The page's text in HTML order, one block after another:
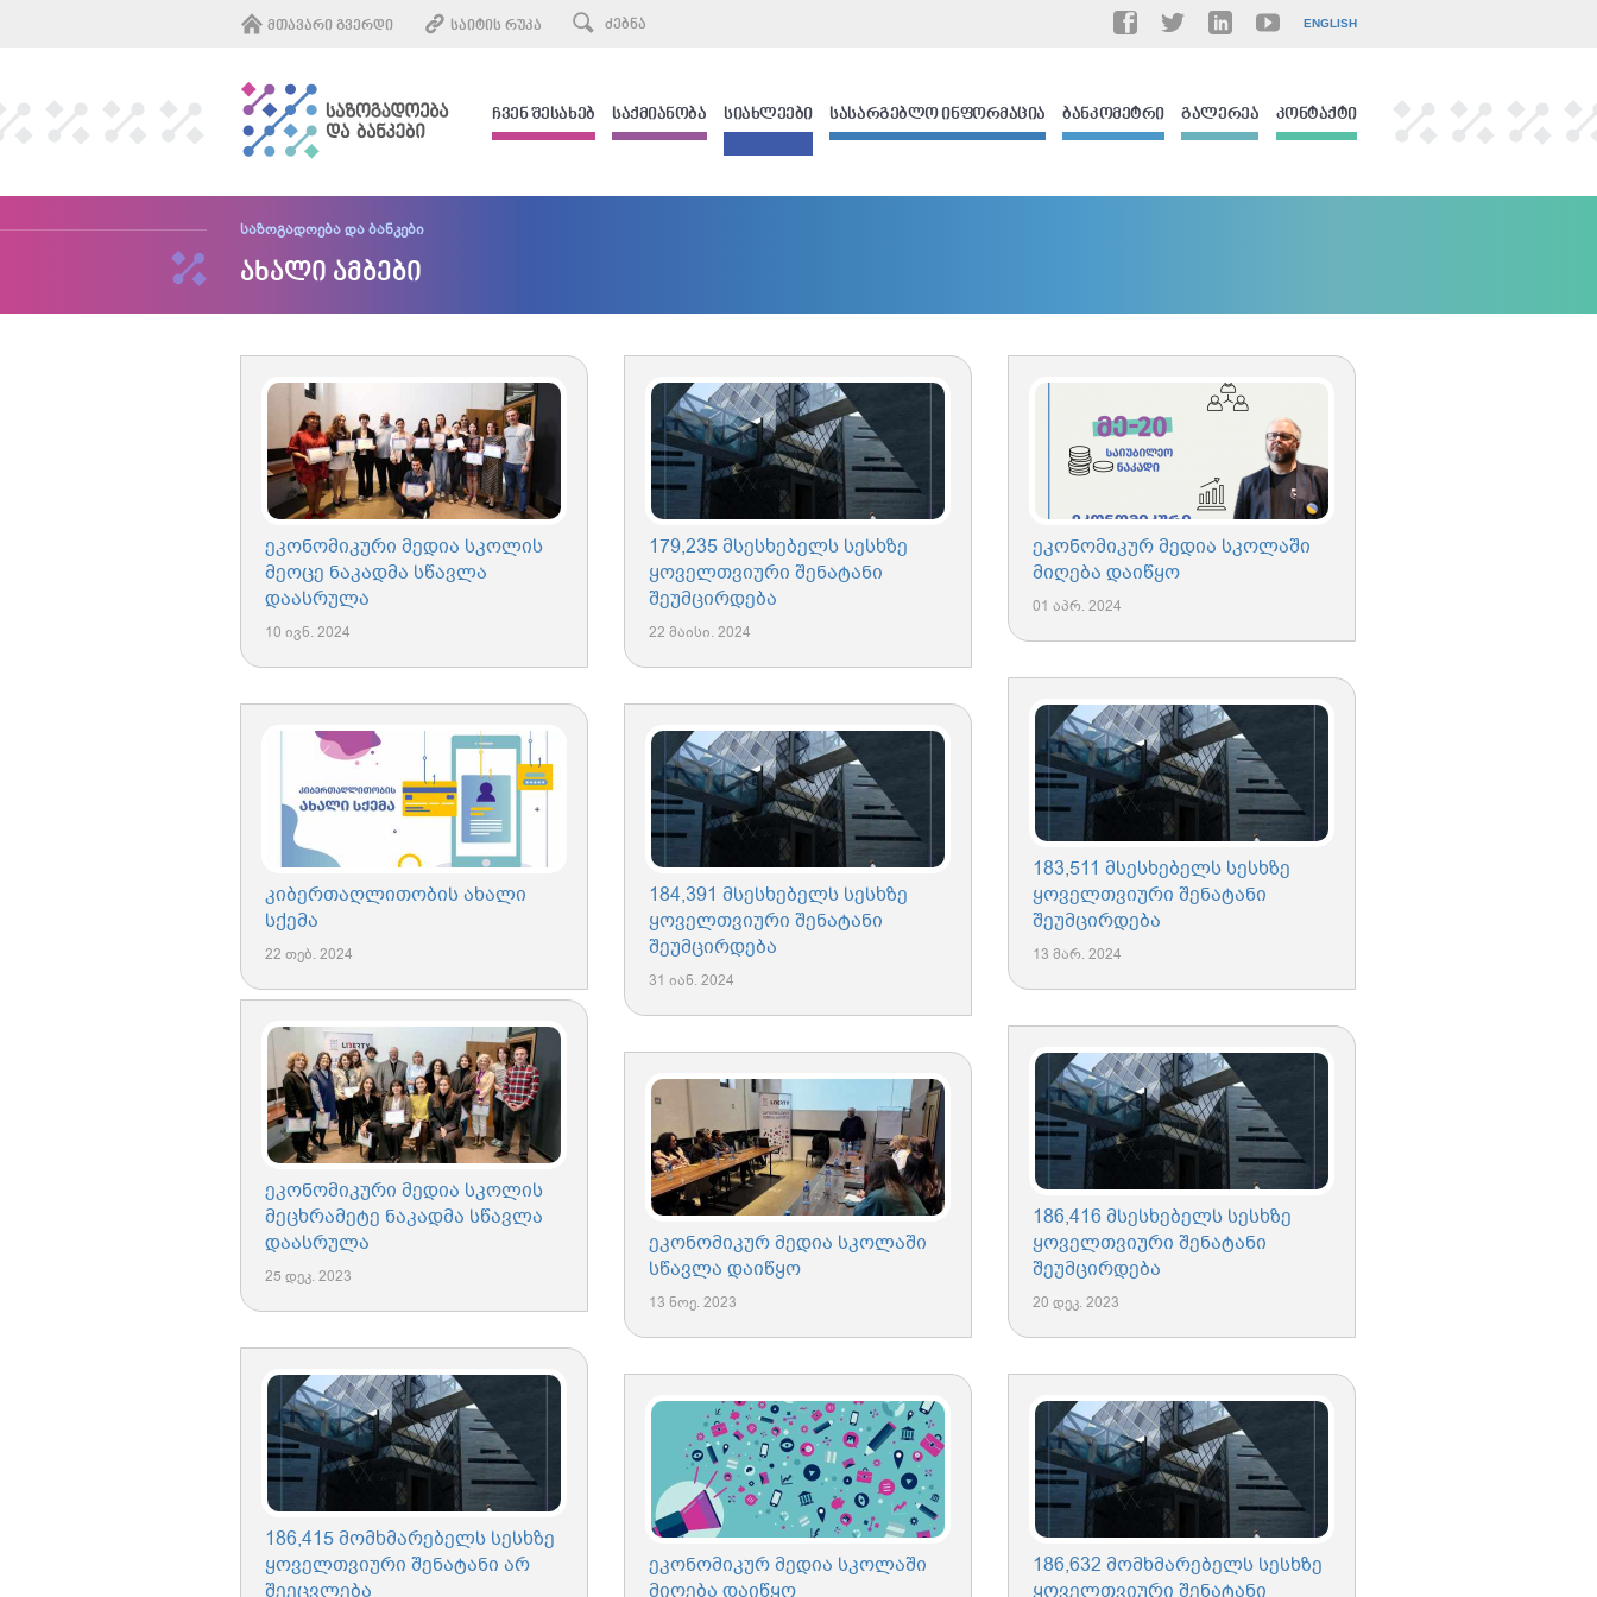
ᲛᲗᲐᲕᲐᲠᲘ ᲒᲕᲔᲠᲓᲘ ᲡᲐᲘᲢᲘᲡ ᲠᲣᲙᲐ ENGLISH
ᲩᲕᲔᲜ ᲨᲔᲡᲐᲮᲔᲑ ᲡᲐᲥᲛᲘᲐᲜᲝᲑᲐ ᲡᲘᲐᲮᲚᲔᲔᲑᲘ ᲡᲐᲡᲐᲠᲒᲔᲑᲚᲝ ᲘᲜᲤᲝᲠᲛᲐᲪᲘᲐ ᲑᲐᲜᲙᲝᲛᲔᲢᲠᲘ ᲒᲐᲚᲔᲠᲔᲐ ᲙᲝᲜᲢᲐᲥᲢᲘ
საზოგადოება და ბანკები
ახალი ამბები
ეკონომიკური მედია სკოლის
მეოცე ნაკადმა სწავლა
დაასრულა
10 ივნ. 2024
179,235 მსესხებელს სესხზე
ყოველთვიური შენატანი
შეუმცირდება
22 მაისი. 2024
ეკონომიკურ მედია სკოლაში
მიღება დაიწყო
01 აპრ. 2024
183,511 მსესხებელს სესხზე
ყოველთვიური შენატანი
შეუმცირდება
13 მარ. 2024
კიბერთაღლითობის ახალი
სქემა
22 თებ. 2024
184,391 მსესხებელს სესხზე
ყოველთვიური შენატანი
შეუმცირდება
31 იან. 2024
ეკონომიკური მედია სკოლის
მეცხრამეტე ნაკადმა სწავლა
დაასრულა
25 დეკ. 2023
186,416 მსესხებელს სესხზე
ყოველთვიური შენატანი
შეუმცირდება
20 დეკ. 2023
ეკონომიკურ მედია სკოლაში
სწავლა დაიწყო
13 ნოე. 2023
186,415 მომხმარებელს სესხზე
ყოველთვიური შენატანი არ
შეეცვლება
ეკონომიკურ მედია სკოლაში
მიღება დაიწყო
186,632 მომხმარებელს სესხზე
ყოველთვიური შენატანი